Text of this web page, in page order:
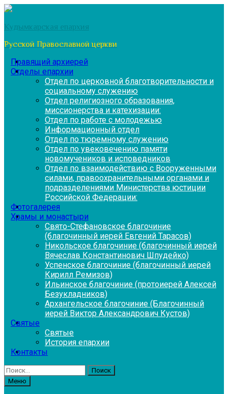
Перейти
содержимому
Кудымкарская епархия
Русской Православной церкви
Правящий архиерей
Отделы епархии
Отдел по церковной благотворительности и
социальному служению
Отдел религиозного образования,
миссионерства и катехизации:
Отдел по работе с молодежью
Информационный отдел
Отдел по тюремному служению
Отдел по увековечению памяти
новомучеников и исповедников
Отдел по взаимодействию с Вооруженными
силами, правоохранительными органами и
подразделениями Министерства юстиции
Российской Федерации:
Фотогалерея
Храмы и монастыри
Свято-Стефановское благочиние
(благочинный иерей Евгений Тарасов)
Никольское благочиние (благочинный иерей
Вячеслав Константинович Шпудейко)
Успенское благочиние (благочинный иерей
Кирилл Ремизов)
Ильинское благочиние (протоиерей Алексей
Безукладников)
Архангельское благочиние (Благочинный
иерей Виктор Александрович Кустов)
Святые
Святые
История епархии
Контакты
Найти:
Меню